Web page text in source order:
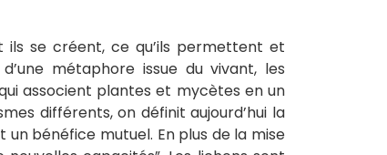
se créent, ce qu’ils permettent et
métaphore issue du vivant, les
associent plantes et mycètes en un
différents, on définit aujourd’hui la
bénéfice mutuel. En plus de la mise